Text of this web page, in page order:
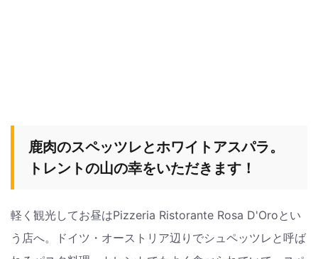
鹿肉のスペッツレとホワイトアスパラ。
トレントの山の幸をいただきます！
軽く観光してお昼はPizzeria Ristorante Rosa D'Oroとい
う店へ。ドイツ・オーストリア辺りでシュペッツレと呼ば